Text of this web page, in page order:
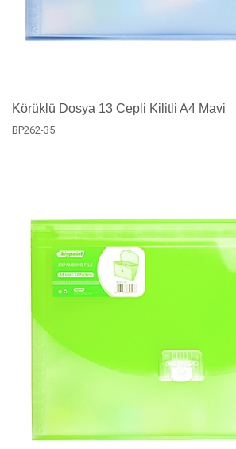
Körüklü Dosya 13 Cepli Kilitli A4 Mavi
BP262-35